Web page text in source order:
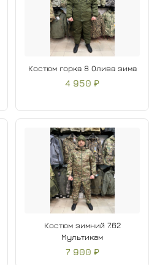
Костюм горка 8 Олива зима
4 950 ₽
Костюм зимний 7.62
Мультикам
7 900 ₽